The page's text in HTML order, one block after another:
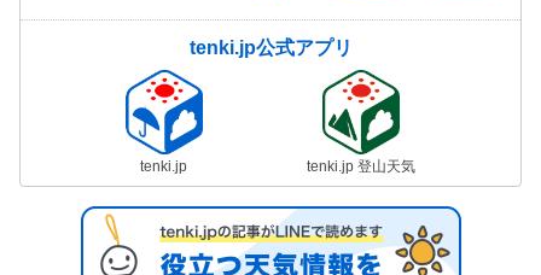
tenki.jp公式アプリ
tenki.jp tenki.jp 登山天気